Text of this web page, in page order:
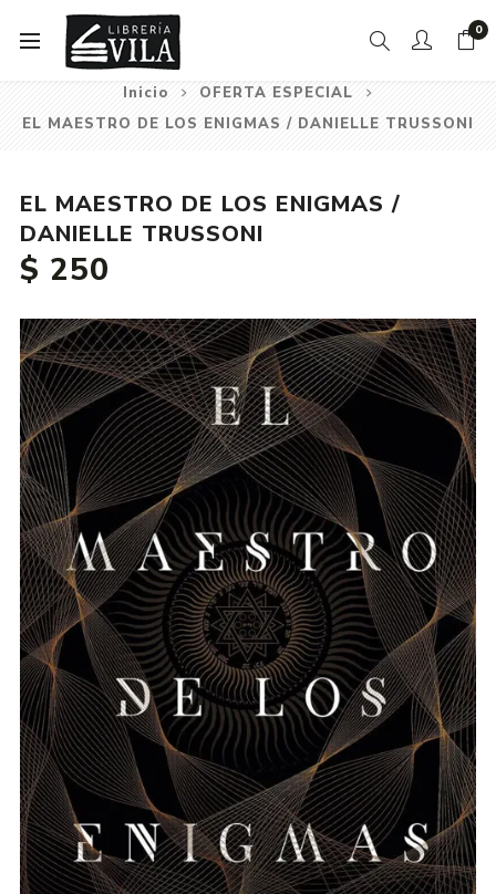
0
Inicio
OFERTA ESPECIAL
EL MAESTRO DE LOS ENIGMAS / DANIELLE TRUSSONI
EL MAESTRO DE LOS ENIGMAS /
DANIELLE TRUSSONI
$ 250